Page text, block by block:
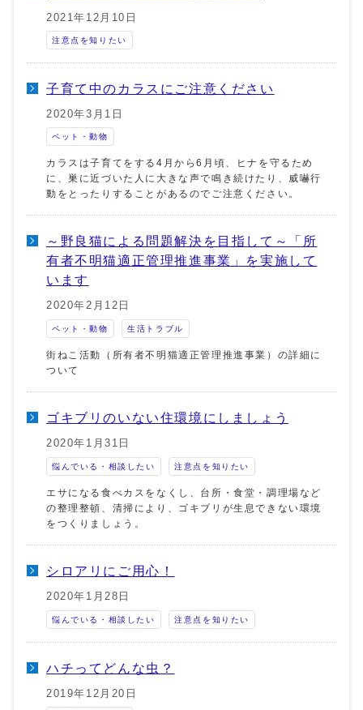
2021年12月10日
注意点を知りたい
子育て中のカラスにご注意ください
2020年3月1日
ペット・動物
カラスは子育てをする4月から6月頃、ヒナを守るため
に、巣に近づいた人に大きな声で鳴き続けたり、威嚇行
動をとったりすることがあるのでご注意ください。
～野良猫による問題解決を目指して～「所
有者不明猫適正管理推進事業」を実施して
います
2020年2月12日
ペット・動物 生活トラブル
街ねこ活動（所有者不明猫適正管理推進事業）の詳細に
ついて
ゴキブリのいない住環境にしましょう
2020年1月31日
悩んでいる・相談したい 注意点を知りたい
エサになる食べカスをなくし、台所・食堂・調理場など
の整理整頓、清掃により、ゴキブリが生息できない環境
をつくりましょう。
シロアリにご用心！
2020年1月28日
悩んでいる・相談したい 注意点を知りたい
ハチってどんな虫？
2019年12月20日